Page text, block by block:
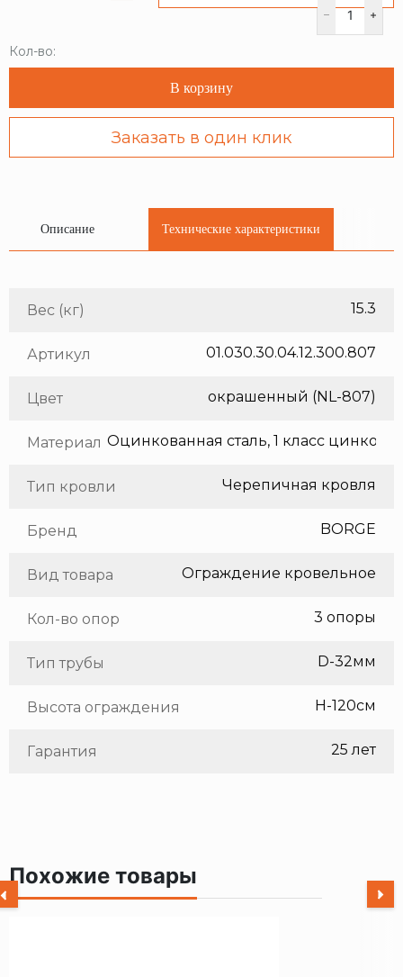
Кол-во:
В корзину
Заказать в один клик
Описание Технические характеристики
Вес (кг) 15.3
Артикул 01.030.30.04.12.300.807
Цвет окрашенный (NL-807)
Материал
Тип кровли Черепичная кровля
Бренд BORGE
Вид товара Ограждение кровельное
Кол-во опор 3 опоры
Тип трубы D-32мм
Высота ограждения H-120см
Гарантия 25 лет
Похожие товары